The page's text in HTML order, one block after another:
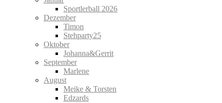
Sportlerball 2026
Dezember
Timon
Stehparty25
Oktober
Johanna&Gerrit
September
Marlene
August
Meike & Torsten
Edzards